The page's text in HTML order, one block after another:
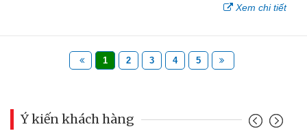
Xem chi tiết
1 2 3 4 5
Ý kiến khách hàng